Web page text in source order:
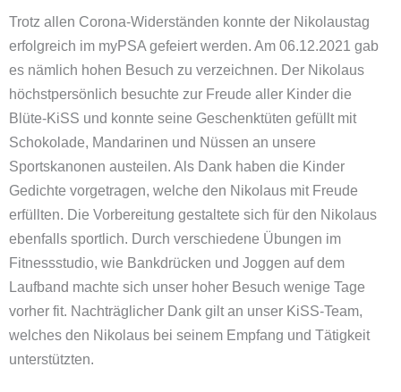
Trotz allen Corona-Widerständen konnte der Nikolaustag
erfolgreich im myPSA gefeiert werden. Am 06.12.2021 gab
es nämlich hohen Besuch zu verzeichnen. Der Nikolaus
höchstpersönlich besuchte zur Freude aller Kinder die
Blüte-KiSS und konnte seine Geschenktüten gefüllt mit
Schokolade, Mandarinen und Nüssen an unsere
Sportskanonen austeilen. Als Dank haben die Kinder
Gedichte vorgetragen, welche den Nikolaus mit Freude
erfüllten. Die Vorbereitung gestaltete sich für den Nikolaus
ebenfalls sportlich. Durch verschiedene Übungen im
Fitnessstudio, wie Bankdrücken und Joggen auf dem
Laufband machte sich unser hoher Besuch wenige Tage
vorher fit. Nachträglicher Dank gilt an unser KiSS-Team,
welches den Nikolaus bei seinem Empfang und Tätigkeit
unterstützten.